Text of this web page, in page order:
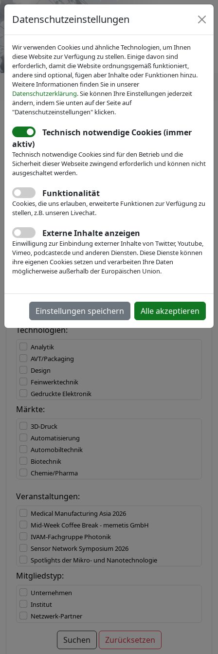
Mitgliedersuche ausblenden
Name:
Volltext:
Land:
Technologien:
Analytik
AVT/Packaging
Design
Feinwerktechnik
Gedruckte Elektronik
IT/Software
Materialbearbeitung
Materialien
Mechatronik
MEMS
Mess-/Prüftechnik
Mikroelektronik
Mikrofluidik
Mikromechanik
Mikromontage
Mikrooptik
Mikroreaktionstechnik
Nanotechnologie
Nicht-technische Dienstleistungen
Oberflächen/Beschichtungen
Optoelektronik
Produktionstechnologien
Märkte:
3D-Druck
Automatisierung
Automobiltechnik
Biotechnik
Chemie/Pharma
Druckindustrie
Forschung & Entwicklung
Halbleiterindustrie
Hausgerätetechnik
Informationstechnik
Internet of Things
Konsumgüter
Kunststoffindustrie
Luft- und Raumfahrt
Veranstaltungen:
Medical Manufacturing Asia 2026
Mid-Week Coffee Break - memetis GmbH
IVAM-Fachgruppe Photonik
Sensor Network Symposium 2026
Spotlights der Mikro- und Nanotechnologie
Mid-Week Coffee Break - FEMTOPRINT SA
COMPAMED 2026
MD&M West 2027
Asia Photonics Expo 2027
XPONENTIAL Europe 2027
Mitgliedstyp:
Unternehmen
Institut
Netzwerk-Partner
Suchen Zurücksetzen
Datenschutzeinstellungen
Wir verwenden Cookies und ähnliche Technologien, um Ihnen
diese Website zur Verfügung zu stellen. Einige davon sind
erforderlich, damit die Website ordnungsgemäß funktioniert,
andere sind optional, fügen aber Inhalte oder Funktionen hinzu.
Weitere Informationen finden Sie in unserer
Datenschutzerklärung. Sie können Ihre Einstellungen jederzeit
ändern, indem Sie unten auf der Seite auf
"Datenschutzeinstellungen" klicken.
Technisch notwendige Cookies (immer
aktiv)
Technisch notwendige Cookies sind für den Betrieb und die
Sicherheit dieser Webseite zwingend erforderlich und können nicht
ausgeschaltet werden.
Funktionalität
Cookies, die uns erlauben, erweiterte Funktionen zur Verfügung zu
stellen, z.B. unseren Livechat.
Externe Inhalte anzeigen
Einwilligung zur Einbindung externer Inhalte von Twitter, Youtube,
Vimeo, podcaster.de und anderen Diensten. Diese Dienste können
ihre eigenen Cookies setzen und verarbeiten Ihre Daten
möglicherweise außerhalb der Europäischen Union.
Einstellungen speichern Alle akzeptieren